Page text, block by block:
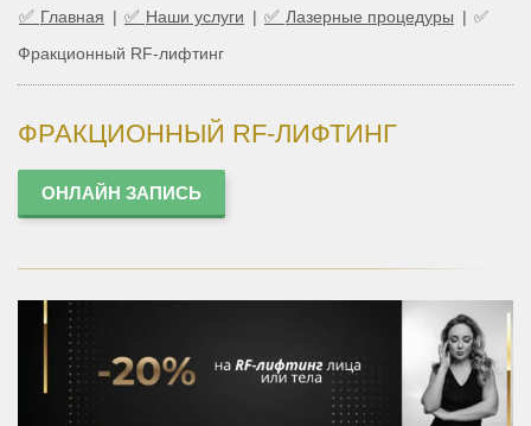
✅ Главная | ✅ Наши услуги | ✅ Лазерные процедуры | ✅
Фракционный RF-лифтинг
ФРАКЦИОННЫЙ RF-ЛИФТИНГ
ОНЛАЙН ЗАПИСЬ